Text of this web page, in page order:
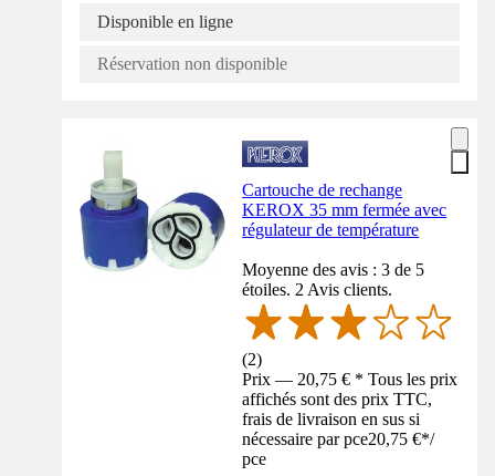
Disponible en ligne
Réservation non disponible
Cartouche de rechange
KEROX 35 mm fermée avec
régulateur de température
Moyenne des avis : 3 de 5
étoiles. 2 Avis clients.
(2)
Prix — 20,75 € * Tous les prix
affichés sont des prix TTC,
frais de livraison en sus si
nécessaire par pce20,75 €*/
pce